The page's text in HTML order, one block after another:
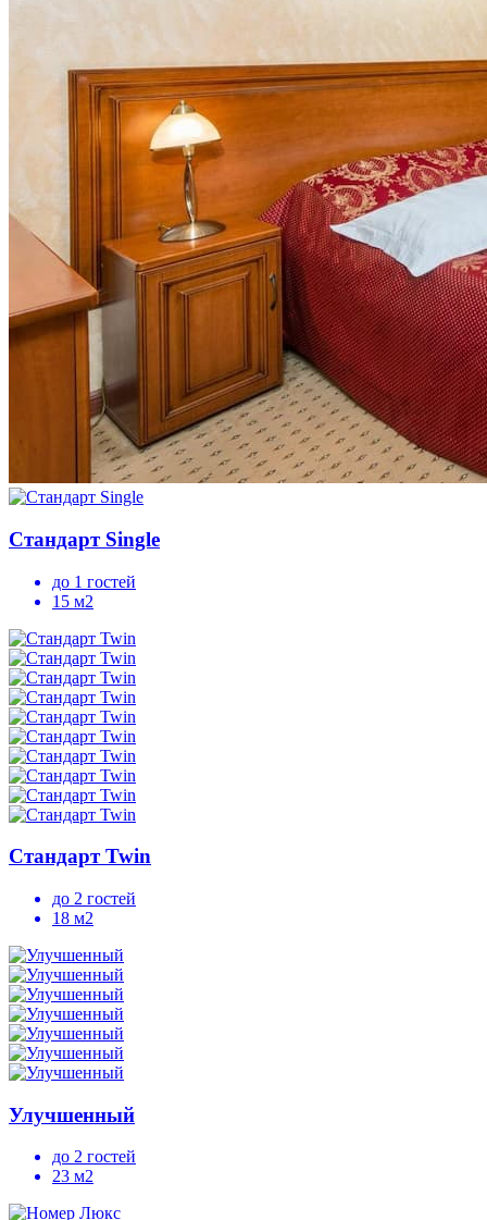
Стандарт Single
до 1 гостей
15 м2
Стандарт Twin
до 2 гостей
18 м2
Улучшенный
до 2 гостей
23 м2